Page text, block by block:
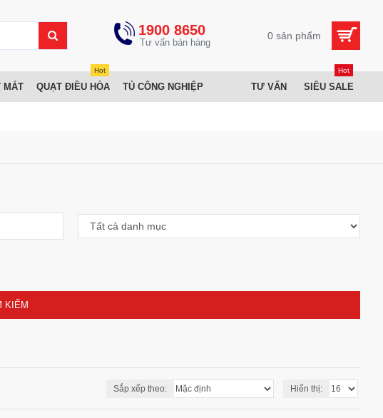
1900 8650 0 sản phẩm
MÁT QUẠT ĐIỀU HÒA
Hot
TỦ CÔNG NGHIỆP TƯ VẤN SIÊU SALE
Hot
KIẾM
Sắp xếp theo: Hiển thị: